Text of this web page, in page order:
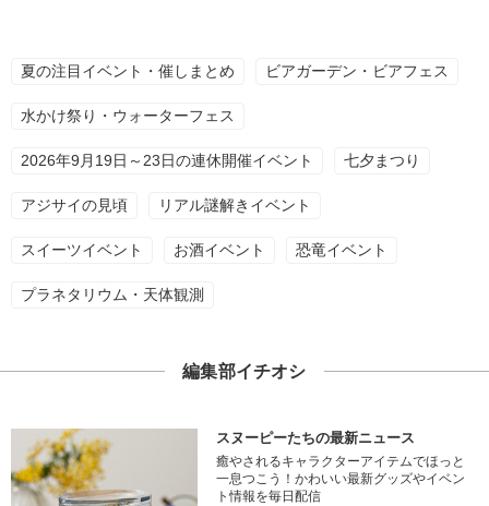
夏の注目イベント・催しまとめ ビアガーデン・ビアフェス
水かけ祭り・ウォーターフェス
2026年9月19日～23日の連休開催イベント 七夕まつり
アジサイの見頃 リアル謎解きイベント
スイーツイベント お酒イベント 恐竜イベント
プラネタリウム・天体観測
編集部イチオシ
スヌーピーたちの最新ニュース
癒やされるキャラクターアイテムでほっと
一息つこう！かわいい最新グッズやイベン
ト情報を毎日配信